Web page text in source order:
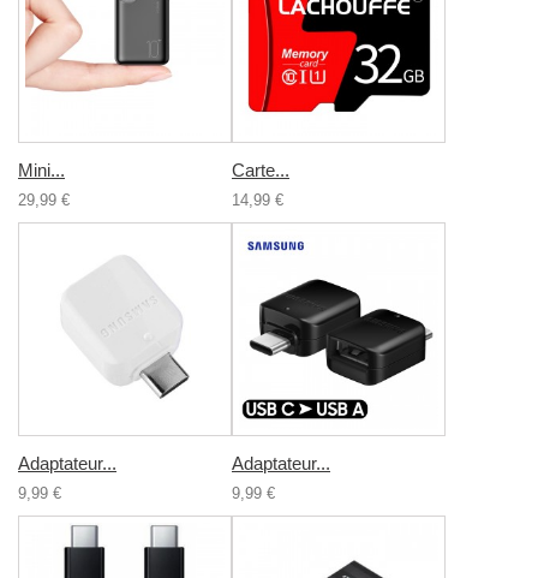
Mini...
29,99 €
Carte...
14,99 €
Adaptateur...
9,99 €
Adaptateur...
9,99 €